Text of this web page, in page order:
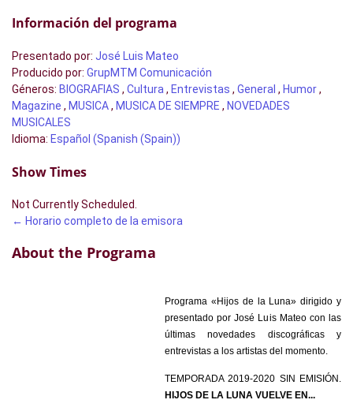
Información del programa
Presentado por: José Luis Mateo
Producido por: GrupMTM Comunicación
Géneros: BIOGRAFIAS , Cultura , Entrevistas , General , Humor,
Magazine , MUSICA, MUSICA DE SIEMPRE , NOVEDADES
MUSICALES
Idioma: Español (Spanish (Spain))
Show Times
Not Currently Scheduled.
← Horario completo de la emisora
About the Programa
Programa «Hijos de la Luna» dirigido y
presentado por José Luis Mateo con las
últimas novedades discográficas y
entrevistas a los artistas del momento.
TEMPORADA 2019-2020 SIN EMISIÓN.
HIJOS DE LA LUNA VUELVE EN...